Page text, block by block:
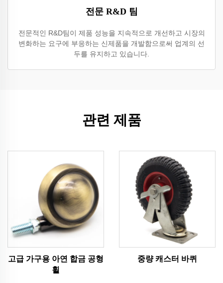
전문 R&D 팀
전문적인 R&D팀이 제품 성능을 지속적으로 개선하고 시장의
변화하는 요구에 부응하는 신제품을 개발함으로써 업계의 선
두를 유지하고 있습니다.
관련 제품
고급 가구용 아연 합금 공형
휠
중량 캐스터 바퀴